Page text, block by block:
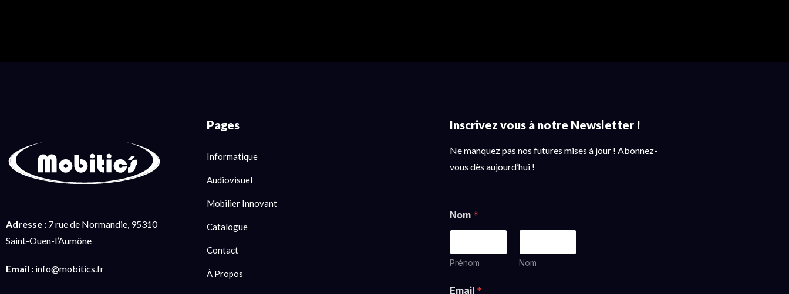
Adresse : 7 rue de Normandie, 95310
Saint-Ouen-l’Aumône
Email : info@mobitics.fr
Pages
Informatique
Audiovisuel
Mobilier Innovant
Catalogue
Contact
À Propos
Inscrivez vous à notre Newsletter !
Ne manquez pas nos futures mises à jour ! Abonnez-
vous dès aujourd’hui !
Nom *
Prénom Nom
Email *